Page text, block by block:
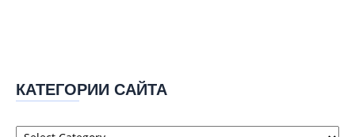
КАТЕГОРИИ САЙТА
Категории